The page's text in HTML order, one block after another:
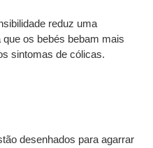
reduz uma
os bebés bebam mais
sintomas de cólicas.
desenhados para agarrar